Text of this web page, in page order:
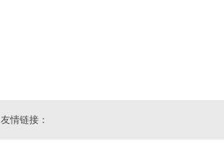
友情链接：